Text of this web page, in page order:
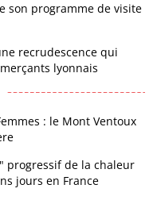
son programme de visite
recrudescence qui
lyonnais
: le Mont Ventoux
progressif de la chaleur
jours en France